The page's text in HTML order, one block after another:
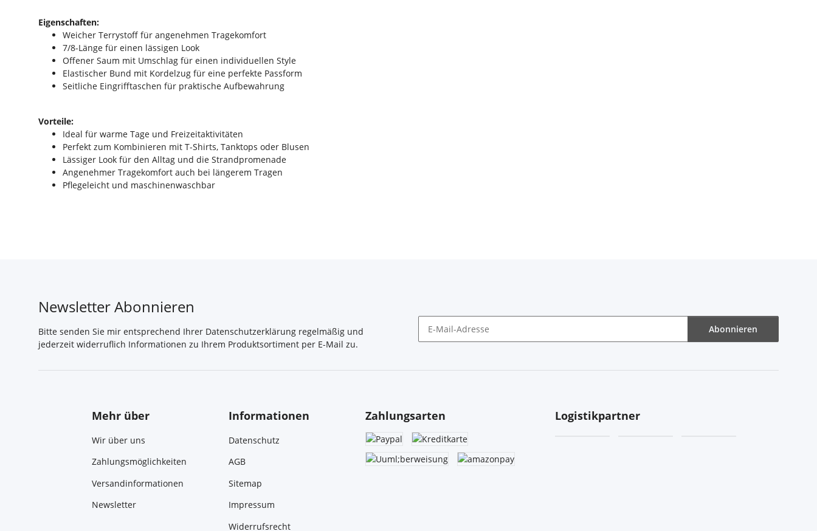
Eigenschaften:
Weicher Terrystoff für angenehmen Tragekomfort
7/8-Länge für einen lässigen Look
Offener Saum mit Umschlag für einen individuellen Style
Elastischer Bund mit Kordelzug für eine perfekte Passform
Seitliche Eingrifftaschen für praktische Aufbewahrung
Vorteile:
Ideal für warme Tage und Freizeitaktivitäten
Perfekt zum Kombinieren mit T-Shirts, Tanktops oder Blusen
Lässiger Look für den Alltag und die Strandpromenade
Angenehmer Tragekomfort auch bei längerem Tragen
Pflegeleicht und maschinenwaschbar
Newsletter Abonnieren
Bitte senden Sie mir entsprechend Ihrer Datenschutzerklärung regelmäßig und
jederzeit widerruflich Informationen zu Ihrem Produktsortiment per E-Mail zu.
Abonnieren
Mehr über
Wir über uns
Zahlungsmöglichkeiten
Versandinformationen
Newsletter
Informationen
Datenschutz
AGB
Sitemap
Impressum
Widerrufsrecht
Zahlungsarten Logistikpartner